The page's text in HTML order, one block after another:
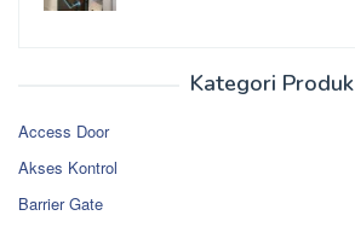
Kategori Produk
Access Door
Akses Kontrol
Barrier Gate